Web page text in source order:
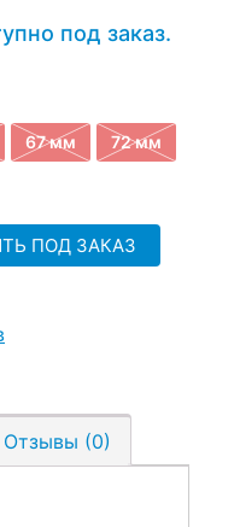
под заказ.
67 мм 72 мм
ПОД ЗАКАЗ
Отзывы (0)